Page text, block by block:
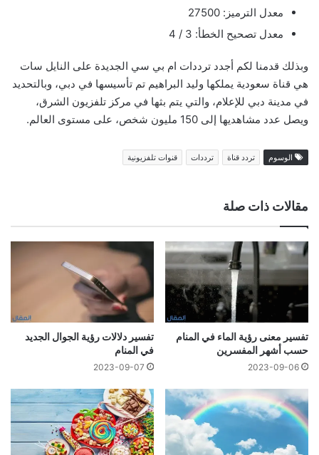
معدل الترميز: 27500
معدل تصحيح الخطأ: 3 / 4
وبذلك قدمنا لكم أجدد ترددات ام بي سي الجديدة على النايل سات
هي قناة سعودية يملكها وليد البراهيم تم تأسيسها في دبي، وبالتحديد
في مدينة دبي للإعلام، والتي يتم بثها في مركز تلفزيون الشرق،
ويصل عدد مشاهديها إلى 150 مليون شخص، على مستوى العالم.
الوسوم تردد قناة ترددات قنوات تلفزيونية
مقالات ذات صلة
تفسير معنى رؤية الماء في المنام
حسب أشهر المفسرين
2023-09-06
تفسير دلالات رؤية الجوال الجديد
في المنام
2023-09-07